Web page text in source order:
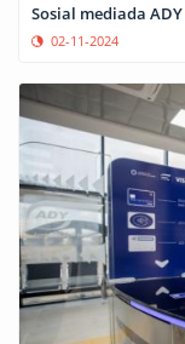
Sosial mediada
02-11-2024